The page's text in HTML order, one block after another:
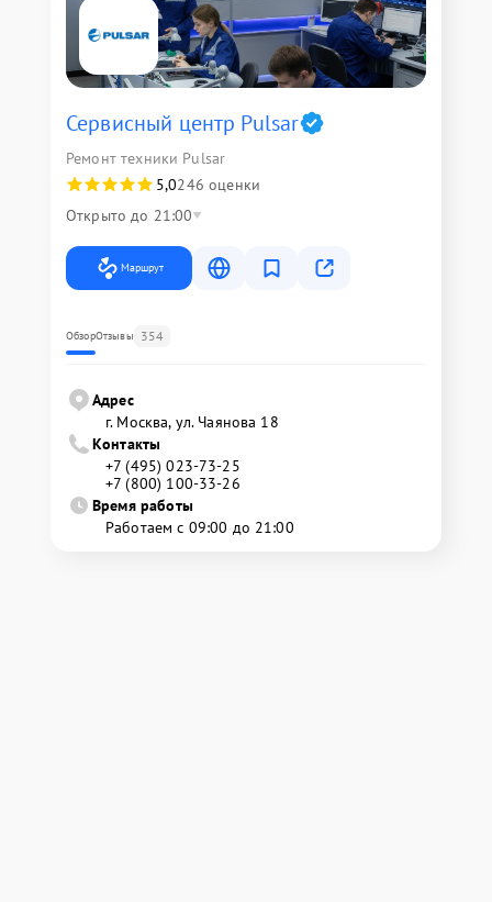
Сервисный центр Pulsar
Ремонт техники Pulsar
5,0246 оценки
Открыто до 21:00
Маршрут
ОбзорОтзывы 354
Адрес
г. Москва, ул. Чаянова 18
Контакты
+7 (495) 023-73-25
+7 (800) 100-33-26
Время работы
Работаем с 09:00 до 21:00